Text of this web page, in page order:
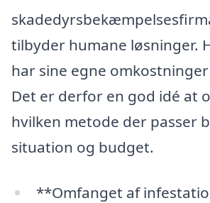
tilbyder humane løsninger.
har sine egne
Det er derfor en god idé at
hvilken metode der passer
situation og budget.
**Omfanget af